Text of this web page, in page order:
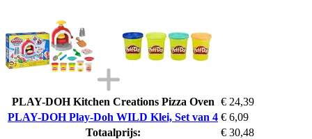
PLAY-DOH Kitchen Creations Pizza Oven € 24,39
PLAY-DOH Play-Doh WILD Klei, Set van 4 € 6,09
Totaalprijs:
€ 30,48